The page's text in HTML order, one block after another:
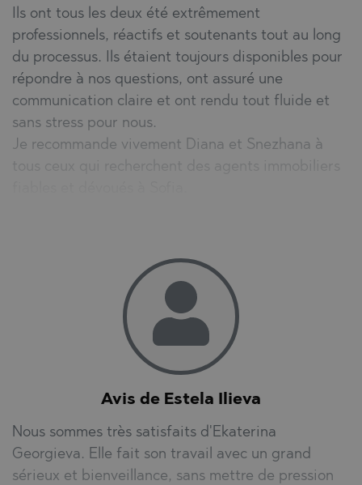
Ils ont tous les deux été extrêmement
professionnels, réactifs et soutenants tout au long
du processus. Ils étaient toujours disponibles pour
répondre à nos questions, ont assuré une
communication claire et ont rendu tout fluide et
sans stress pour nous.
Je recommande vivement Diana et Snezhana à
Avis de Estela Ilieva
Nous sommes très satisfaits d'Ekaterina
Georgieva. Elle fait son travail avec un grand
sérieux et bienveillance, sans mettre de pression